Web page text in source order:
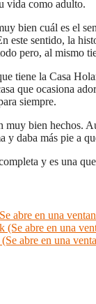
vida como adulto.
bien cuál es el
este sentido, la
pero, al mismo
tiene la Casa
que ocasiona
siempre.
muy bien hechos.
y daba más pie a
y es una
abre en una
(Se abre en una
abre en una